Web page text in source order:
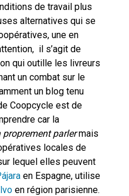
de travail plus
alternatives qui se
une en
il s’agit de
qui outille les livreurs
un combat sur le
un blog tenu
Coopcycle est de
car la
proprement parlermais
locales de
lequel elles peuvent
en Espagne, utilise
en région parisienne.